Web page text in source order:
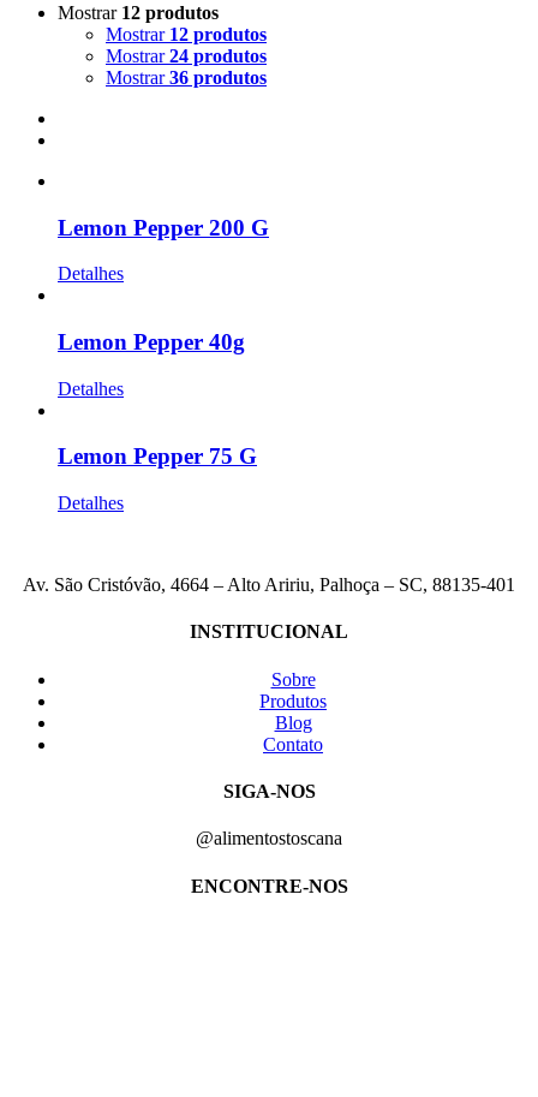
Mostrar 12 produtos
Mostrar 12 produtos
Mostrar24 produtos
Mostrar36 produtos
Lemon Pepper 200 G
Detalhes
Lemon Pepper 40g
Detalhes
Lemon Pepper 75 G
Detalhes
Av. São Cristóvão, 4664 – Alto Aririu, Palhoça – SC, 88135-401
INSTITUCIONAL
Sobre
Produtos
Blog
Contato
SIGA-NOS
@alimentostoscana
ENCONTRE-NOS